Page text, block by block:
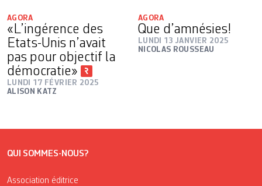
AGORA
«L’ingérence des
Etats-Unis n’avait
pas pour objectif la
démocratie»
LUNDI 17 FÉVRIER 2025
ALISON KATZ
AGORA
Que d’amnésies!
LUNDI 13 JANVIER 2025
NICOLAS ROUSSEAU
QUI SOMMES-NOUS?
Association éditrice